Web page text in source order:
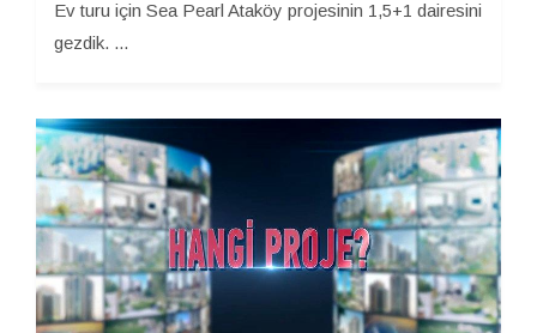
Ev turu için Sea Pearl Ataköy projesinin 1,5+1 dairesini
gezdik. ...